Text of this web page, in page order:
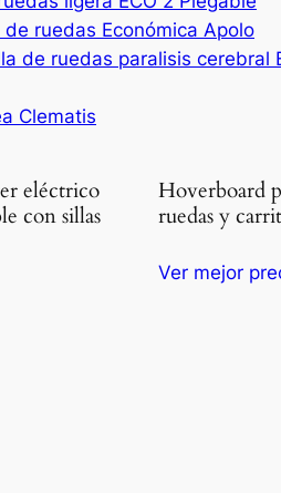
ruedas Económica Apolo
de ruedas paralisis cerebral
Clematis
eléctrico
con sillas
Hoverboard
ruedas y
Ver mejor